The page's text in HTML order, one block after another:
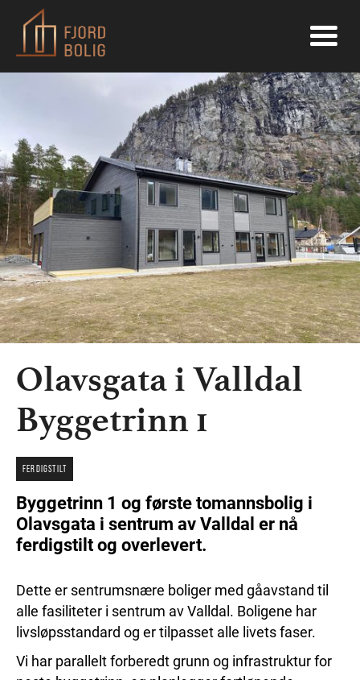
Olavsgata i Valldal
Byggetrinn 1
FERDIGSTILT
Byggetrinn 1 og første tomannsbolig i
Olavsgata i sentrum av Valldal er nå
ferdigstilt og overlevert.
Dette er sentrumsnære boliger med gåavstand til
alle fasiliteter i sentrum av Valldal. Boligene har
livsløpsstandard og er tilpasset alle livets faser.
Vi har parallelt forberedt grunn og infrastruktur for